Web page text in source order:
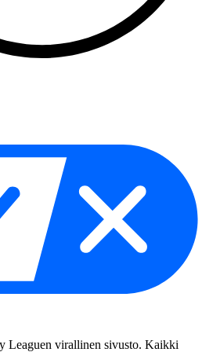
Leaguen virallinen sivusto. Kaikki